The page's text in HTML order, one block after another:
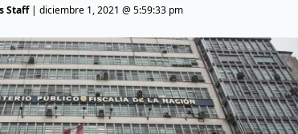
Staff| diciembre 1, 2021 @ 5:59:33 pm